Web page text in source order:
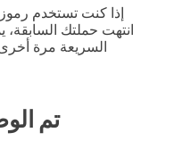
إذا كنت تستخدم رموز
انتهت حملتك
السريعة مرة
تم